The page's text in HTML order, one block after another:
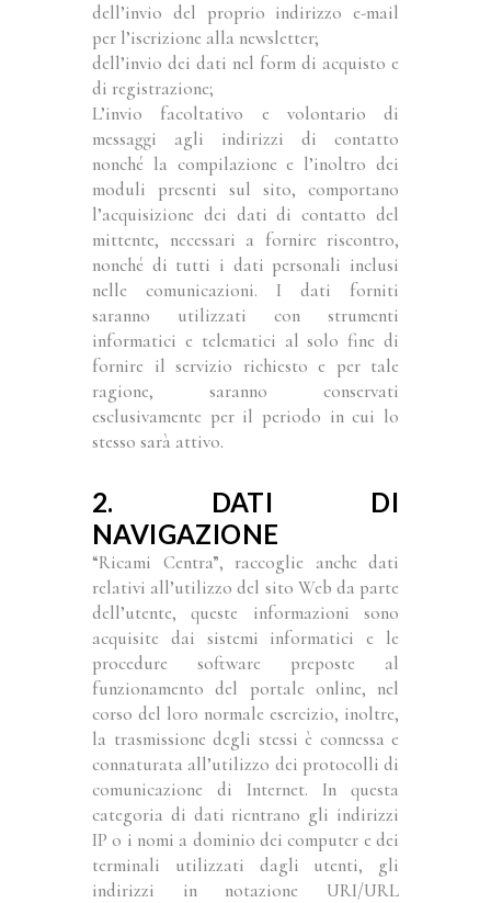
dell’invio del proprio indirizzo e-mail
per l’iscrizione alla newsletter;
dell’invio dei dati nel form di acquisto e
di registrazione;
L’invio facoltativo e volontario di
messaggi agli indirizzi di contatto
nonché la compilazione e l’inoltro dei
moduli presenti sul sito, comportano
l’acquisizione dei dati di contatto del
mittente, necessari a fornire riscontro,
nonché di tutti i dati personali inclusi
nelle comunicazioni. I dati forniti
saranno utilizzati con strumenti
informatici e telematici al solo fine di
fornire il servizio richiesto e per tale
ragione, saranno conservati
esclusivamente per il periodo in cui lo
stesso sarà attivo.
2. DATI DI
NAVIGAZIONE
“Ricami Centra”, raccoglie anche dati
relativi all’utilizzo del sito Web da parte
dell’utente, queste informazioni sono
acquisite dai sistemi informatici e le
procedure software preposte al
funzionamento del portale online, nel
corso del loro normale esercizio, inoltre,
la trasmissione degli stessi è connessa e
connaturata all’utilizzo dei protocolli di
comunicazione di Internet. In questa
categoria di dati rientrano gli indirizzi
IP o i nomi a dominio dei computer e dei
terminali utilizzati dagli utenti, gli
indirizzi in notazione URI/URL